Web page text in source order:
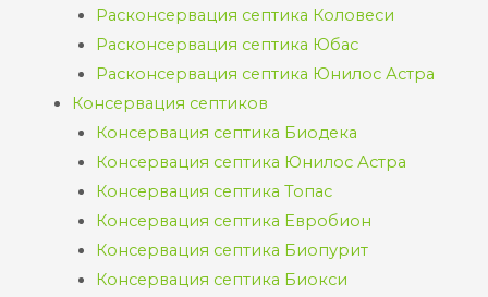
Расконсервация септика Коловеси
Расконсервация септика Юбас
Расконсервация септика Юнилос Астра
Консервация септиков
Консервация септика Биодека
Консервация септика Юнилос Астра
Консервация септика Топас
Консервация септика Евробион
Консервация септика Биопурит
Консервация септика Биокси